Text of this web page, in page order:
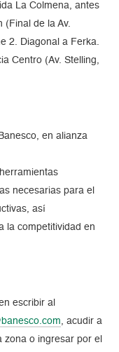
La Colmena, antes
(Final de la Av.
2. Diagonal a Ferka.
Centro (Av. Stelling,
en alianza
necesarias para el
así
la competitividad en
escribir al
, acudir a
zona o ingresar por el